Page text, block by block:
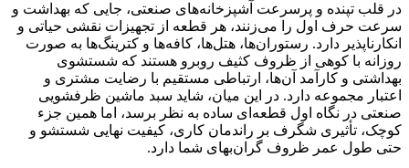
در قلب تپنده و پرسرعت آشپزخانه‌های صنعتی، جایی که بهداشت و
سرعت حرف اول را می‌زنند، هر قطعه از تجهیزات نقشی حیاتی و
انکارناپذیر دارد. رستوران‌ها، هتل‌ها، کافه‌ها و کترینگ‌ها به صورت
روزانه با کوهی از ظروف کثیف روبرو هستند که شستشوی
بهداشتی و کارآمد آن‌ها، ارتباطی مستقیم با رضایت مشتری و
اعتبار مجموعه دارد. در این میان، شاید سبد ماشین ظرفشویی
صنعتی در نگاه اول قطعه‌ای ساده به نظر برسد، اما همین جزء
کوچک، تأثیری شگرف بر راندمان کاری، کیفیت نهایی شستشو و
حتی طول عمر ظروف گران‌بهای شما دارد.